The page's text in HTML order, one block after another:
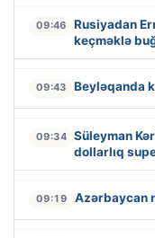
09:46
Rusiyadan
keçməklə
09:43 Beyləqanda
09:34 Süleyman
dollarlıq
09:19 Azərbaycan